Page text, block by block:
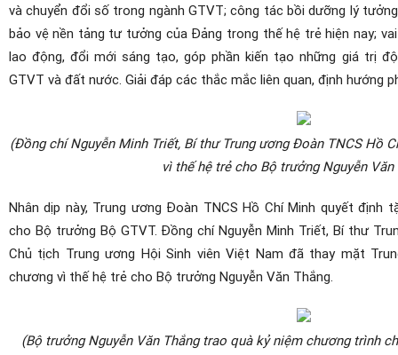
và chuyển đổi số trong ngành GTVT; công tác bồi dưỡng lý
bảo vệ nền tảng tư tưởng của Đảng trong thế hệ trẻ hiện nay;
lao động, đổi mới sáng tạo, góp phần kiến tạo những giá trị
GTVT và đất nước. Giải đáp các thắc mắc liên quan, định hướng
(Đồng chí Nguyễn Minh Triết, Bí thư Trung ương Đoàn TNCS Hồ
vì thế hệ trẻ cho Bộ trưởng Nguyễn Văn
Nhân dịp này, Trung ương Đoàn TNCS Hồ Chí Minh quyết định
cho Bộ trưởng Bộ GTVT. Đồng chí Nguyễn Minh Triết, Bí thư
Chủ tịch Trung ương Hội Sinh viên Việt Nam đã thay mặt
chương vì thế hệ trẻ cho Bộ trưởng Nguyễn Văn Thắng.
(Bộ trưởng Nguyễn Văn Thắng trao quà kỷ niệm chương trình